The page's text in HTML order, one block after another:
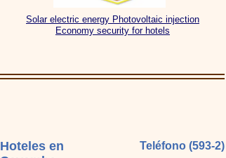
Hoteles en
Teléfono (593-2)
Solar electric energy Photovoltaic injection
Economy security for hotels